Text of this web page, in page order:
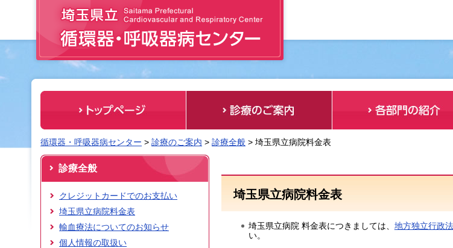
埼玉県立 循環器・呼吸器病センター
循環器・呼吸器病センター > 診療のご案内 > 診療全般 > 埼玉県立病院料金表
診療全般
クレジットカードでのお支払い
埼玉県立病院料金表
輸血療法についてのお知らせ
個人情報の取扱い
埼玉県立病院料金表
埼玉県立病院 料金表につきましては、 地方独立行政
い。